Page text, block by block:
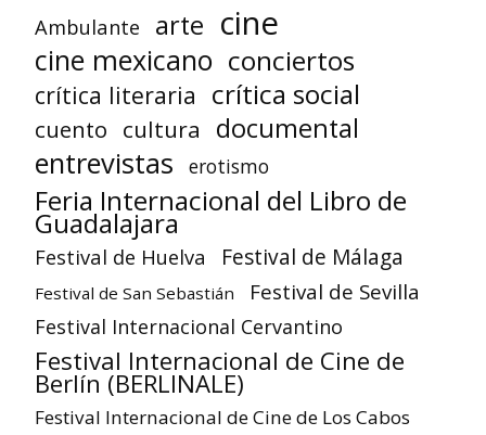
Ambulante arte cine
cine mexicano conciertos
crítica literaria crítica social
cuento cultura documental
entrevistas erotismo
Feria Internacional del Libro de
Guadalajara
Festival de Huelva Festival de Málaga
Festival de San Sebastián Festival de Sevilla
Festival Internacional Cervantino
Festival Internacional de Cine de
Berlín (BERLINALE)
Festival Internacional de Cine de Los Cabos